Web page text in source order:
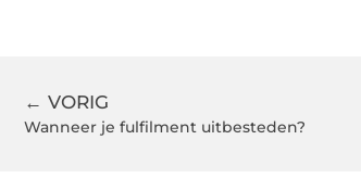
← VORIG
Wanneer je fulfilment uitbesteden?